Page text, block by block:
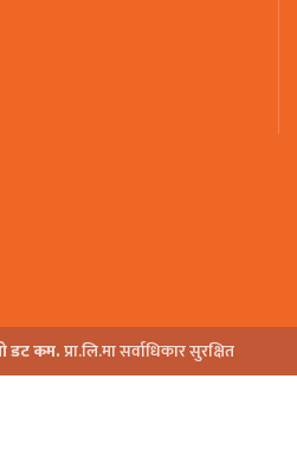
डट कम.प्रा.लि.मा सर्वाधिकार सुरक्षित